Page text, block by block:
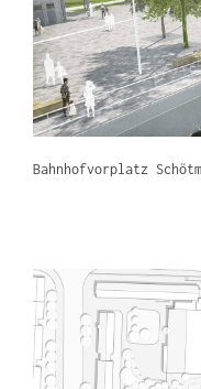
Bahnhofvorplatz